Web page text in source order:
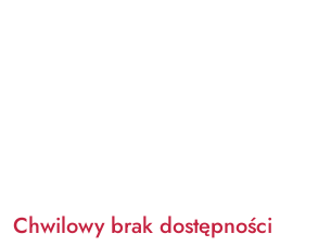
Chwilowy brak dostępności